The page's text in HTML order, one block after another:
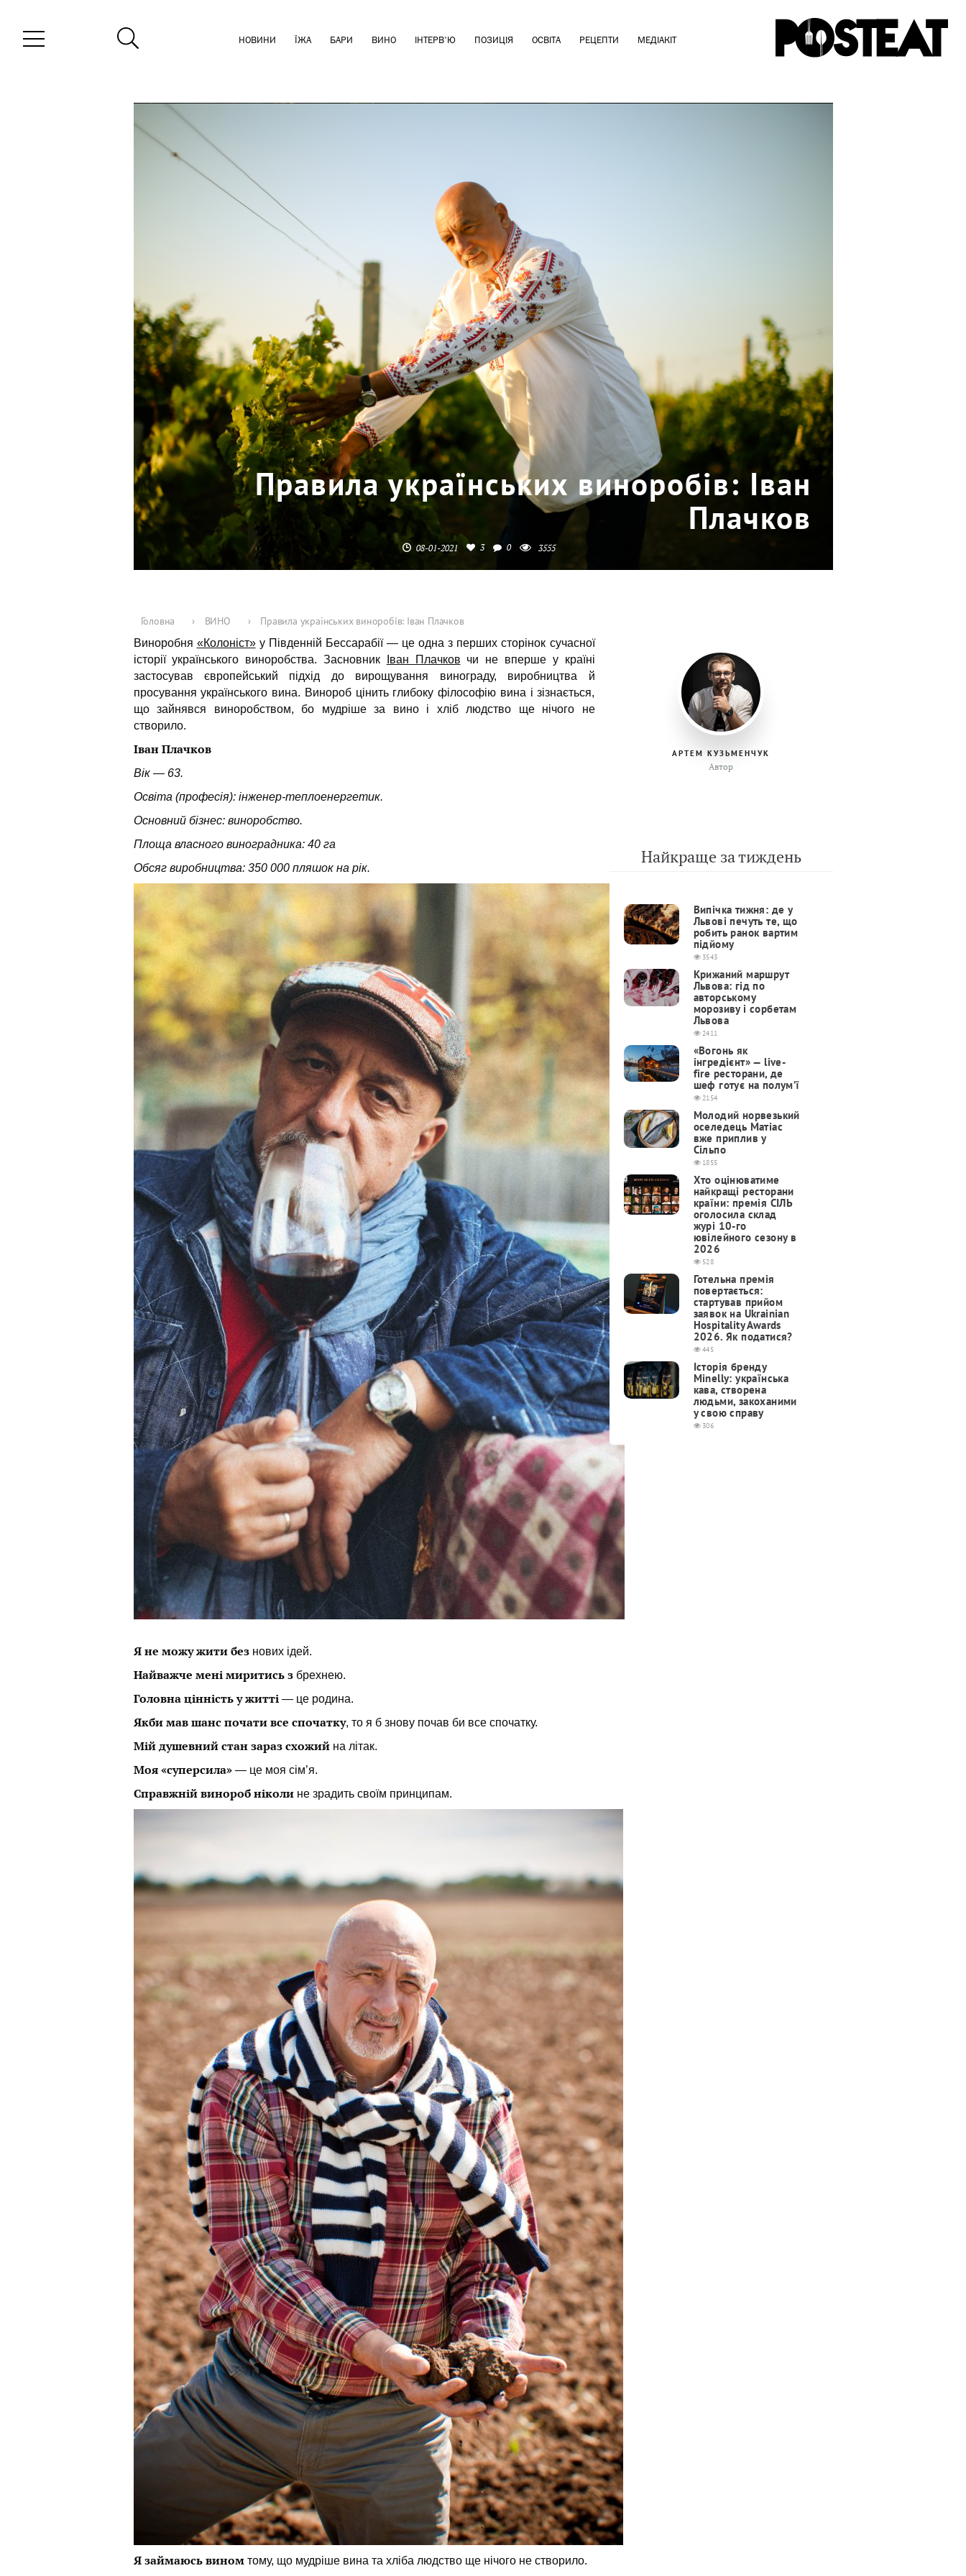
НОВИНИ ЇЖА БАРИ ВИНО ІНТЕРВ'Ю ПОЗИЦІЯ ОСВІТА РЕЦЕПТИ МЕДІАКІТ
Правила українських виноробів: Іван
Плачков
08-01-2021 3 0 3555
Головна › ВИНО › Правила українських виноробів: Іван Плачков
Виноробня «Колоніст»у Південній Бессарабії — це одна з перших сторінок сучасної
історії українського виноробства. Засновник
Іван Плачков чи не вперше у країні
застосував європейський підхід до вирощування винограду, виробництва й
просування українського вина. Винороб цінить глибоку філософію вина і зізнається,
що зайнявся виноробством, бо мудріше за вино і хліб людство ще нічого не
створило.
Іван Плачков
Вік — 63.
Освіта (професія): інженер-теплоенергетик.
Основний бізнес: виноробство.
Площа власного виноградника: 40 га
Обсяг виробництва: 350 000 пляшок на рік.
Я не можу жити безнових ідей.
Найважче мені миритисьзбрехнею.
Головна цінність у житті— це родина.
Якби мав шанс почати все спочатку, то я б знову почав би все спочатку.
Мій душевний стан зараз схожийна літак.
Моя «суперсила»— це моя сім’я.
Справжній винороб ніколи не зрадить своїм принципам.
Я займаюсь виномтому, щомудріше вина та хліба людство ще нічого не створило.
АРТЕМ КУЗЬМЕНЧУК
Автор
Найкраще за тиждень
Випічка тижня: де у
Львові печуть те, що
робить ранок вартим
підйому
3543
Крижаний маршрут
Львова: гід по
авторському
морозиву і сорбетам
Львова
2411
«Вогонь як
інгредієнт» — live-
fire ресторани, де
шеф готує на полум’ї
2154
Молодий норвезький
оселедець Матіас
вже приплив у
Сільпо
1855
Хто оцінюватиме
найкращі ресторани
країни: премія СІЛЬ
оголосила склад
журі 10-го
ювілейного сезону в
2026
528
Готельна премія
повертається:
cтартував прийом
заявок на Ukrainian
Hospitality Awards
2026. Як податися?
445
Історія бренду
Minelly: українська
кава, створена
людьми, закоханими
у свою справу
306